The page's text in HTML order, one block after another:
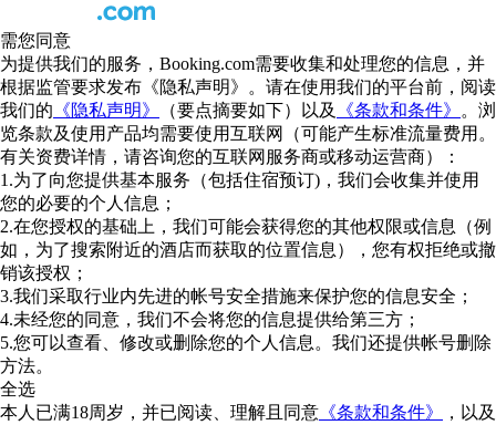
需您同意
为提供我们的服务，Booking.com需要收集和处理您的信息，并
根据监管要求发布《隐私声明》。请在使用我们的平台前，阅读
我们的 《隐私声明》 （要点摘要如下）以及 《条款和条件》
。浏
览条款及使用产品均需要使用互联网（可能产生标准流量费用。
有关资费详情，请咨询您的互联网服务商或移动运营商）：
1.为了向您提供基本服务（包括住宿预订)，我们会收集并使用
您的必要的个人信息；
2.在您授权的基础上，我们可能会获得您的其他权限或信息（例
如，为了搜索附近的酒店而获取的位置信息），您有权拒绝或撤
销该授权；
3.我们采取行业内先进的帐号安全措施来保护您的信息安全；
4.未经您的同意，我们不会将您的信息提供给第三方；
5.您可以查看、修改或删除您的个人信息。我们还提供帐号删除
方法。
全选
本人已满18周岁，并已阅读、理解且同意 《条款和条件》
，以及